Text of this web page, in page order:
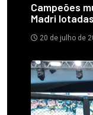
Campeões
Madri
20 de julho de